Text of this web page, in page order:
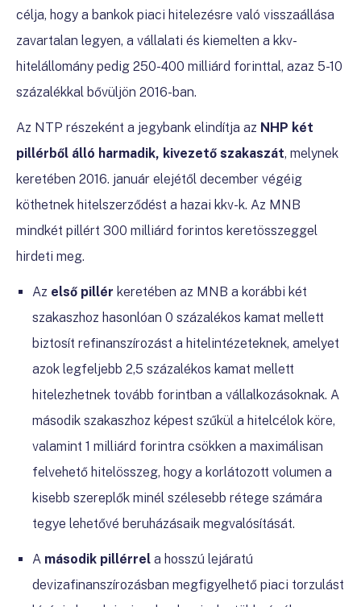
célja, hogy a bankok piaci hitelezésre való visszaállása
zavartalan legyen, a vállalati és kiemelten a kkv-
hitelállomány pedig 250-400 milliárd forinttal, azaz 5-10
százalékkal bővüljön 2016-ban.
Az NTP részeként a jegybank elindítja az NHP két
pillérből álló harmadik, kivezető szakaszát, melynek
keretében 2016. január elejétől december végéig
köthetnek hitelszerződést a hazai kkv-k. Az MNB
mindkét pillért 300 milliárd forintos keretösszeggel
hirdeti meg.
Az első pillér keretében az MNB a korábbi két
szakaszhoz hasonlóan 0 százalékos kamat mellett
biztosít refinanszírozást a hitelintézeteknek, amelyet
azok legfeljebb 2,5 százalékos kamat mellett
hitelezhetnek tovább forintban a vállalkozásoknak. A
második szakaszhoz képest szűkül a hitelcélok köre,
valamint 1 milliárd forintra csökken a maximálisan
felvehető hitelösszeg, hogy a korlátozott volumen a
kisebb szereplők minél szélesebb rétege számára
tegye lehetővé beruházásaik megvalósítását.
A második pillérrel a hosszú lejáratú
devizafinanszírozásban megfigyelhető piaci torzulást